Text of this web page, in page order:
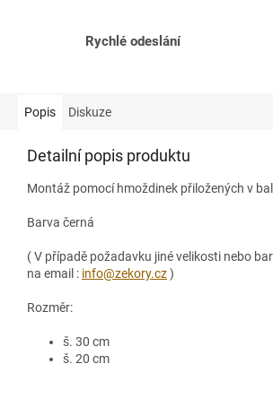
Rychlé odeslání
Popis Diskuze
Detailní popis produktu
Montáž pomocí hmoždinek přiložených v
Barva černá
( V případě požadavku jiné velikosti nebo
na email : info@zekory.cz)
Rozměr:
š. 30 cm
š. 20 cm